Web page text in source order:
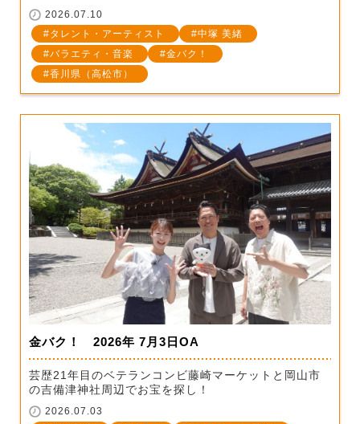
2026.07.10
タレント・アーティスト
中塚 美緒
バラエティ・音楽
金バク！
香川県（高松市）
金バク！ 2026年 7月3日OA
芸歴21年目のベテランコンビ藤崎マーケットと岡山市
の吉備津神社周辺でお宝を探し！
2026.07.03